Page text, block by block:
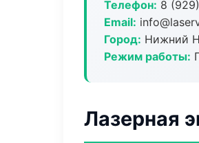
Телефон: 8
Email:
Город: Нижний
Режим работы:
Лазерная